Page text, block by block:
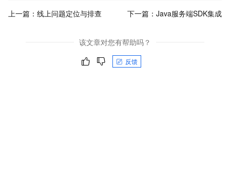
上一篇： 线上问题定位与排查 下一篇： Java服务端SDK集成
该文章对您有帮助吗？
反馈